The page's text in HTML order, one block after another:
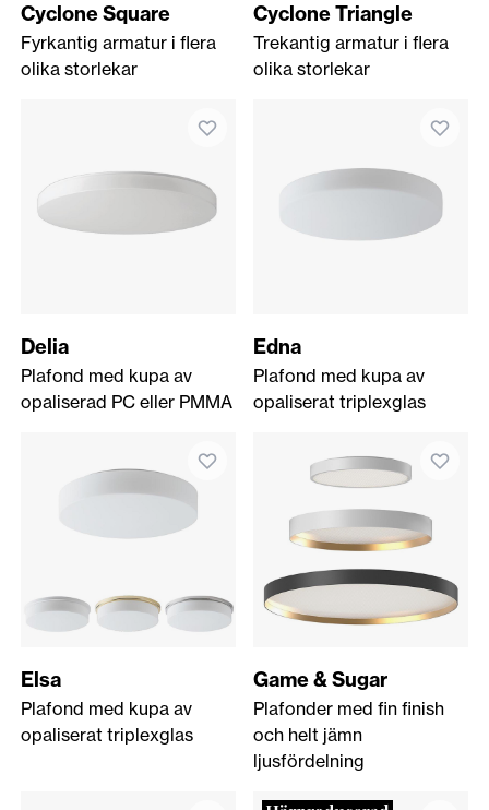
Cyclone Square
Fyrkantig armatur i flera
olika storlekar
Cyclone Triangle
Trekantig armatur i flera
olika storlekar
Delia
Plafond med kupa av
opaliserad PC eller PMMA
Edna
Plafond med kupa av
opaliserat triplexglas
Elsa
Plafond med kupa av
opaliserat triplexglas
Game & Sugar
Plafonder med fin finish
och helt jämn
ljusfördelning